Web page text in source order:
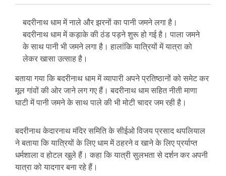
बदरीनाथ धाम में नाले और झरनों का पानी जमने लगा है।
बदरीनाथ धाम में कड़ाके की ठंड पड़ने शुरू हो गई है। पाला जमने
के साथ पानी भी जमने लगा है। हालांकि यात्रियों में यात्रा को
लेकर खासा उत्साह है।
बताया गया कि बदरीनाथ धाम में व्यापारी अपने प्रतिष्ठानों को समेट कर
मूल गांवों की ओर जाने लग गए हैं। बदरीनाथ धाम सहित नीती माणा
घाटी में पानी जमने के साथ पाले की भी मोटी चादर जम रही है।
बदरीनाथ केदारनाथ मंदिर समिति के सीईओ विजय प्रसाद थपलियाल
ने बताया कि यात्रियों के लिए धाम में ठहरने व खाने के लिए प्रर्याप्त
धर्मशाला व होटल खुले हैं। कहा कि यात्री सुलभता से दर्शन कर अपनी
यात्रा को यादगार बना रहे हैं।